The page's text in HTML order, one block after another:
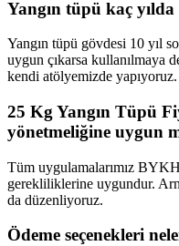
Yangın tüpü kaç
Yangın tüpü gövdesi 10 yıl
uygun çıkarsa kullanılmaya
kendi atölyemizde yapıyoruz.
25 Kg Yangın Tüpü
yönetmeliğine uygun
Tüm uygulamalarımız
gerekliliklerine uygundur.
da düzenliyoruz.
Ödeme seçenekleri